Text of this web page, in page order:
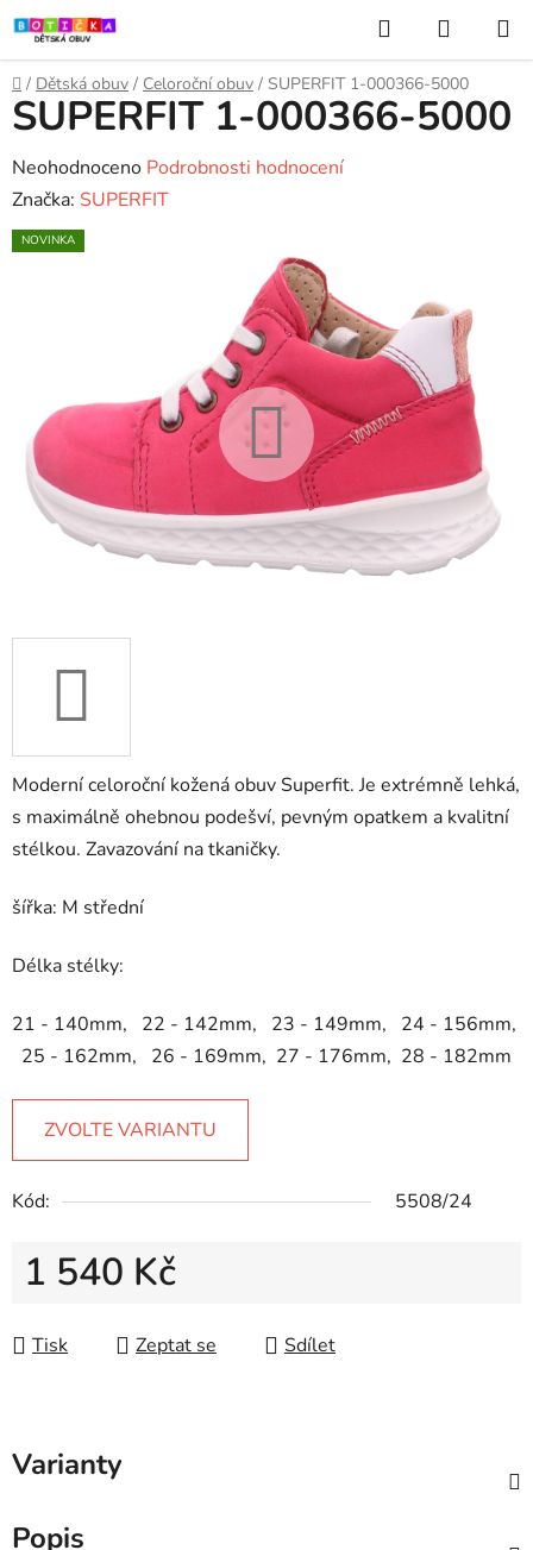
Přejít
na
obsah
Hledat
KOŠÍK
Domů
/ Dětská obuv / Celoroční obuv / SUPERFIT 1-000366-5000
Moderní celoroční kožená obuv Superfit. Je extrémně lehká,
s maximálně ohebnou podešví, pevným opatkem a kvalitní
stélkou. Zavazování na tkaničky.
šířka: M střední
Délka stélky:
21 - 140mm, 22 - 142mm, 23 - 149mm, 24 - 156mm,
25 - 162mm, 26 - 169mm, 27 - 176mm, 28 - 182mm
ZVOLTE VARIANTU
Kód: 5508/24
1 540 Kč
Tisk
Zeptat se Sdílet
SUPERFIT 1-000366-5000
Průměrné
hodnocení
produktu
Neohodnoceno Podrobnosti hodnocení
Značka: SUPERFIT
NOVINKA
Varianty
Popis